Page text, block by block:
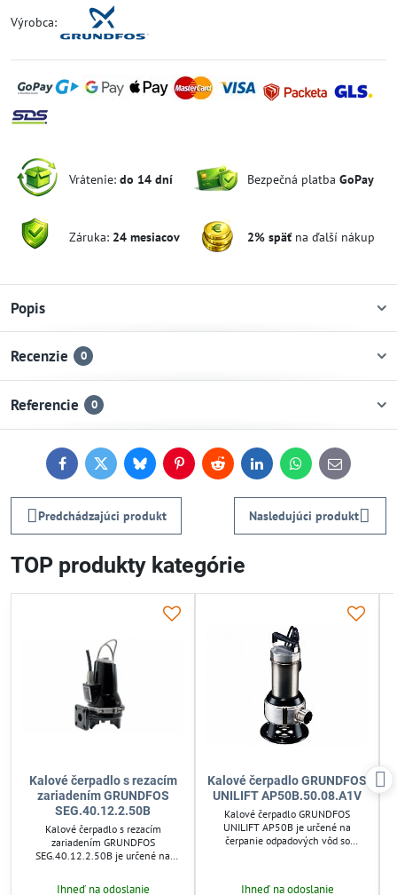
Výrobca:
Vrátenie: do 14 dní Bezpečná platba GoPay
Záruka: 24 mesiacov 2% späťna ďalší nákup
Popis
Recenzie 0
Referencie 0
FacebookTwitterBlueskyPinterestReddit LinkedInWhatsApp
E-
mail
Predchádzajúci produkt Nasledujúci produkt
TOP produkty kategórie
Kalové čerpadlo s rezacím
zariadením GRUNDFOS
SEG.40.12.2.50B
Kalové čerpadlo s rezacím
zariadením GRUNDFOS
SEG.40.12.2.50B je určené na
Ihneď na odoslanie
Kalové čerpadlo GRUNDFOS
UNILIFT AP50B.50.08.A1V
Kalové čerpadlo GRUNDFOS
UNILIFT AP50B je určené na
čerpanie odpadových vôd so
Ihneď na odoslanie